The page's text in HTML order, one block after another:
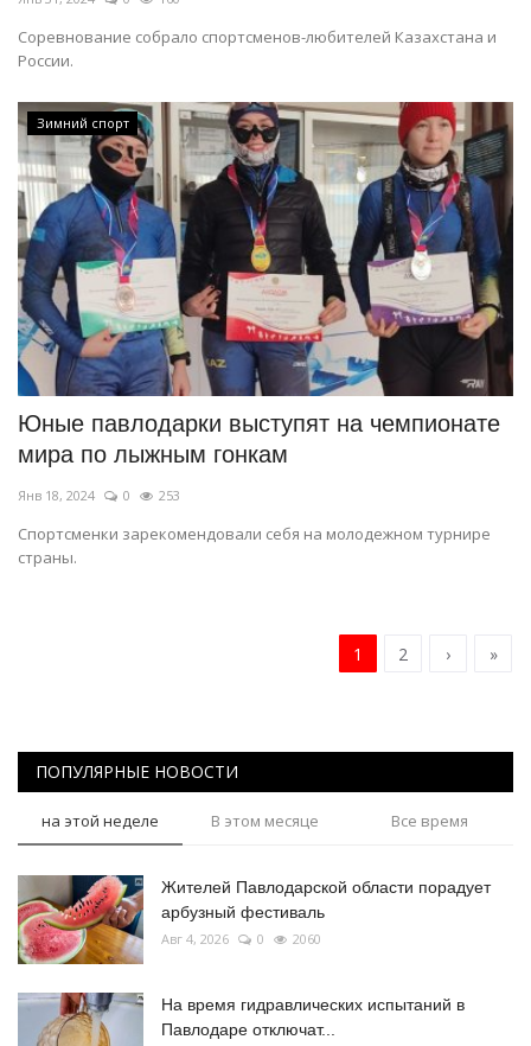
Соревнование собрало спортсменов-любителей Казахстана и
России.
Зимний спорт
Юные павлодарки выступят на чемпионате
мира по лыжным гонкам
Янв 18, 2024 0 253
Спортсменки зарекомендовали себя на молодежном турнире
страны.
1 2 › »
ПОПУЛЯРНЫЕ НОВОСТИ
на этой неделе В этом месяце Все время
Жителей Павлодарской области порадует
арбузный фестиваль
Авг 4, 2026 0 2060
На время гидравлических испытаний в
Павлодаре отключат...